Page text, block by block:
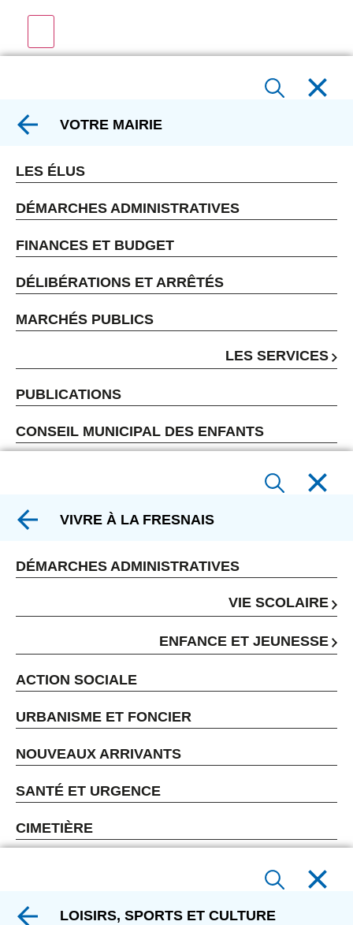
VOTRE MAIRIE
LES ÉLUS
DÉMARCHES ADMINISTRATIVES
FINANCES ET BUDGET
DÉLIBÉRATIONS ET ARRÊTÉS
MARCHÉS PUBLICS
LES SERVICES
PUBLICATIONS
CONSEIL MUNICIPAL DES ENFANTS
VIVRE À LA FRESNAIS
DÉMARCHES ADMINISTRATIVES
VIE SCOLAIRE
ENFANCE ET JEUNESSE
ACTION SOCIALE
URBANISME ET FONCIER
NOUVEAUX ARRIVANTS
SANTÉ ET URGENCE
CIMETIÈRE
LOISIRS, SPORTS ET CULTURE